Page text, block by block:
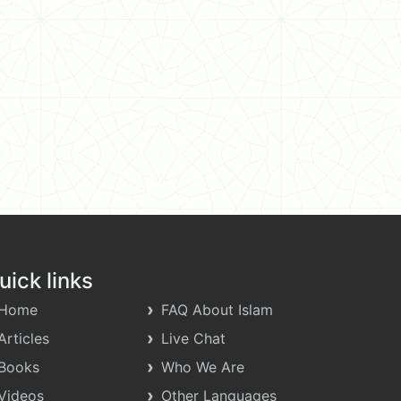
links
FAQ About Islam
Live Chat
Who We Are
Other Languages